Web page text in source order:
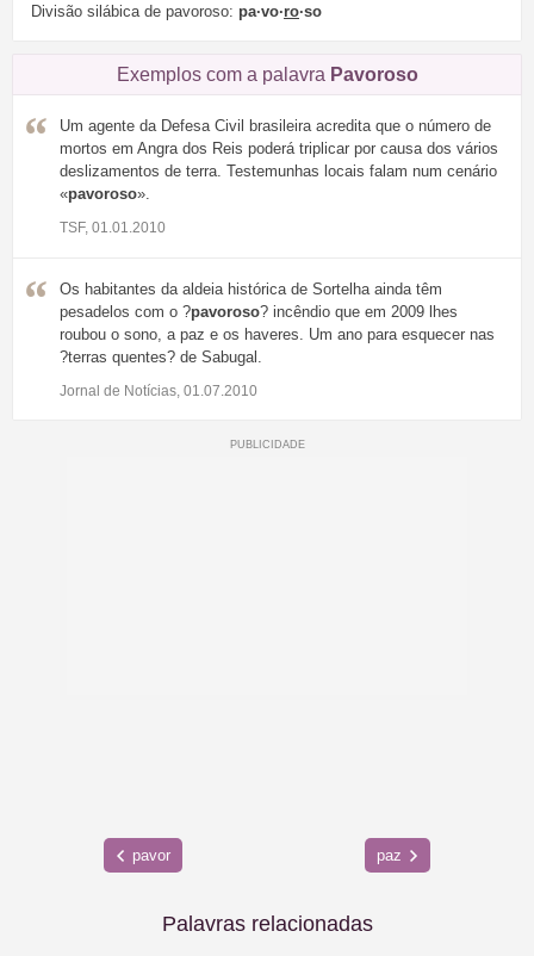
Divisão silábica de pavoroso: pa·vo·ro·so
Exemplos com a palavra Pavoroso
Um agente da Defesa Civil brasileira acredita que o número de
mortos em Angra dos Reis poderá triplicar por causa dos vários
deslizamentos de terra. Testemunhas locais falam num cenário
«pavoroso».
TSF, 01.01.2010
Os habitantes da aldeia histórica de Sortelha ainda têm
pesadelos com o ?pavoroso? incêndio que em 2009 lhes
roubou o sono, a paz e os haveres. Um ano para esquecer nas
?terras quentes? de Sabugal.
Jornal de Notícias, 01.07.2010
pavor paz
Palavras relacionadas